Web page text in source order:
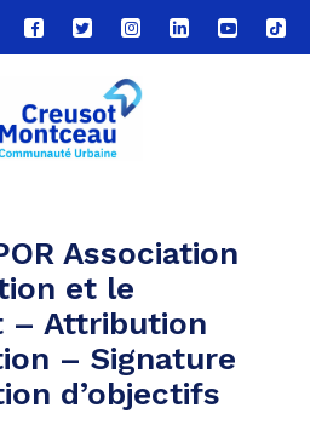
Lien
vers
compte
Facebook
Lien
vers
compte
Twitter
Lien
vers
le
compte
Lien
vers
Lien
vers
Lien
vers
Association
et le
– Attribution
– Signature
d’objectifs